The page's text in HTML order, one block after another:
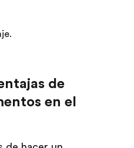
de
en el